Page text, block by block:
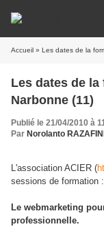
Accueil » Les dates de la
Les dates de
Narbonne (11)
Publié le 21/04/2010 à
Par Norolanto
L'association ACIER (
sessions de formation :
Le webmarketing
professionnelle.